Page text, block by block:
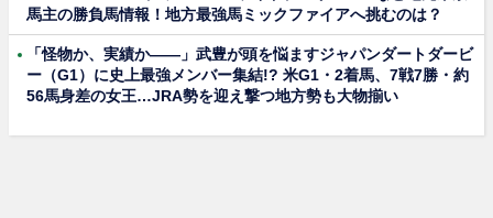
馬主の勝負馬情報！地方最強馬ミックファイアへ挑むのは？
「怪物か、実績か――」武豊が頭を悩ますジャパンダートダービ
ー（G1）に史上最強メンバー集結!? 米G1・2着馬、7戦7勝・約
56馬身差の女王…JRA勢を迎え撃つ地方勢も大物揃い